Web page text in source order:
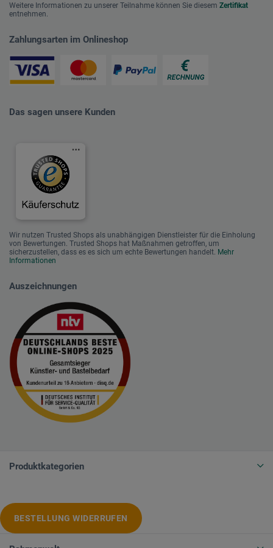
Weitere Informationen zu unserer Teilnahme können Sie diesem Zertifikat
entnehmen.
Zahlungsarten im Onlineshop
Das sagen unsere Kunden
Wir nutzen Trusted Shops als unabhängigen Dienstleister für die Einholung
von Bewertungen. Trusted Shops hat Maßnahmen getroffen, um
sicherzustellen, dass es es sich um echte Bewertungen handelt. Mehr
Informationen
Auszeichnungen
Produktkategorien
BESTELLUNG WIDERRUFEN